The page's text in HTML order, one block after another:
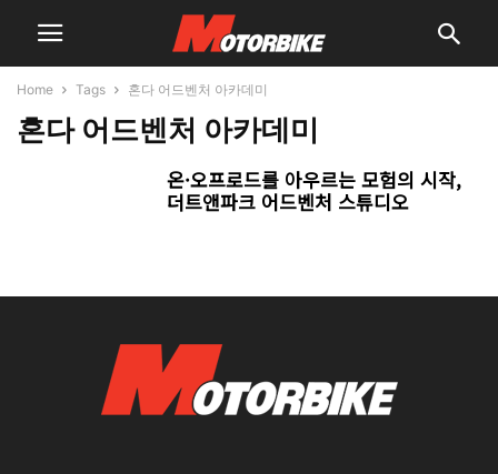
Home Tags 혼다 어드벤처 아카데미
혼다 어드벤처 아카데미
온·오프로드를 아우르는 모험의 시작,
더트앤파크 어드벤처 스튜디오